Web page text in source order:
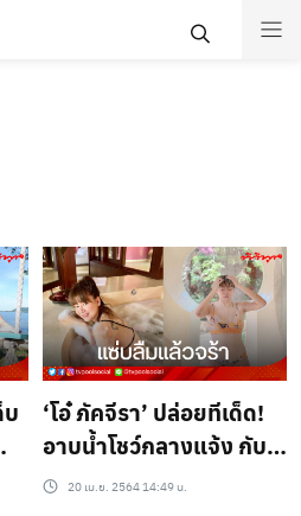
‘โอ๋ ภัคจีรา’ ปล่อยทีเด็ด!
อาบน้ำโชว์กลางแจ้ง กับ
รอยสักกลางหลังสุดแซ่บ
20 เม.ย. 2564 14:49 น.